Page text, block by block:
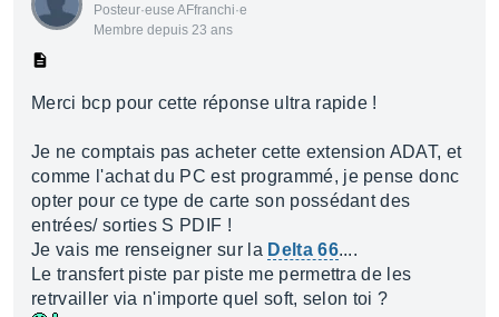
Posteur·euse AFfranchi·e
Membre depuis 23 ans
Merci bcp pour cette réponse ultra rapide !
Je ne comptais pas acheter cette extension ADAT, et
comme l'achat du PC est programmé, je pense donc
opter pour ce type de carte son possédant des
entrées/ sorties S PDIF !
Je vais me renseigner sur la Delta 66....
Le transfert piste par piste me permettra de les
retrvailler via n'importe quel soft, selon toi ?